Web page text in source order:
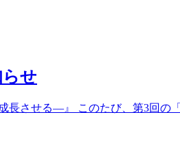
せ
させる―』 このたび、第3回の